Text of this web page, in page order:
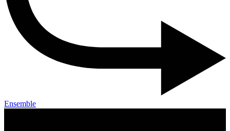
Ensemble